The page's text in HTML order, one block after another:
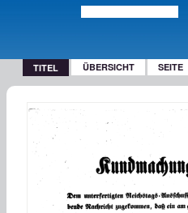
TITEL ÜBERSICHT SEITE